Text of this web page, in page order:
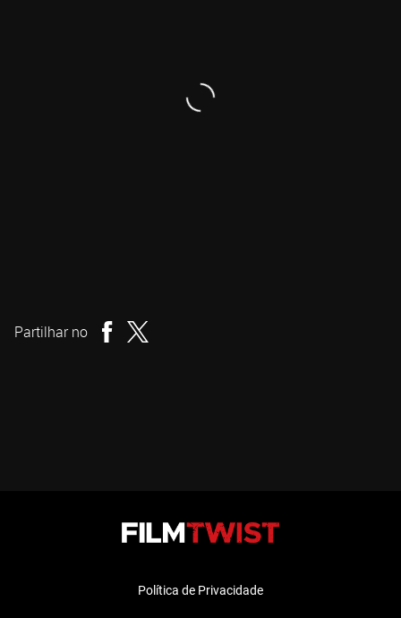
Partilhar no
Política de Privacidade